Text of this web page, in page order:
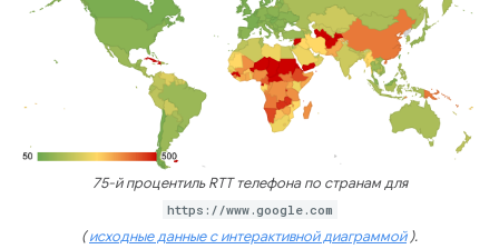
75-й процентиль RTT телефона по странам для
https://www.google.com
(исходные данные с интерактивной диаграммой).